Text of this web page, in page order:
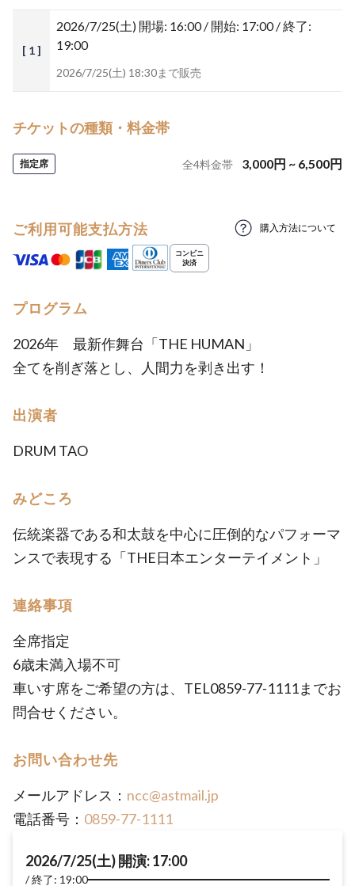
[ 1 ]
2026/7/25(土) 開場: 16:00 / 開始: 17:00 / 終了:
19:00
2026/7/25(土) 18:30まで販売
チケットの種類・料金帯
指定席 全4料金帯 3,000円 ~ 6,500円
ご利用可能支払方法 購入方法について
プログラム
2026年 最新作舞台「THE HUMAN」
全てを削ぎ落とし、人間力を剥き出す！
出演者
DRUM TAO
みどころ
伝統楽器である和太鼓を中心に圧倒的なパフォーマ
ンスで表現する「THE日本エンターテイメント」
連絡事項
全席指定
6歳未満入場不可
車いす席をご希望の方は、TEL0859-77-1111までお
問合せください。
お問い合わせ先
メールアドレス： ncc@astmail.jp
電話番号： 0859-77-1111
2026/7/25(土) 開演: 17:00
終了: 19:00